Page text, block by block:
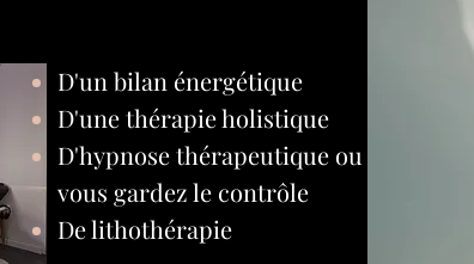
D'un bilan énergétique
D'une thérapie holistique
D'hypnose thérapeutique ou
vous gardez le contrôle
De lithothérapie ​